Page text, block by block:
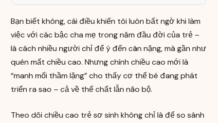
Bạn biết không, cái điều khiến tôi luôn bất ngờ khi làm
việc với các bậc cha mẹ trong năm đầu đời của trẻ –
là cách nhiều người chỉ để ý đến cân nặng, mà gần như
quên mất chiều cao. Nhưng chính chiều cao mới là
“manh mối thầm lặng” cho thấy cơ thể bé đang phát
triển ra sao – cả về thể chất lẫn não bộ.
Theo dõi chiều cao trẻ sơ sinh không chỉ là để so sánh